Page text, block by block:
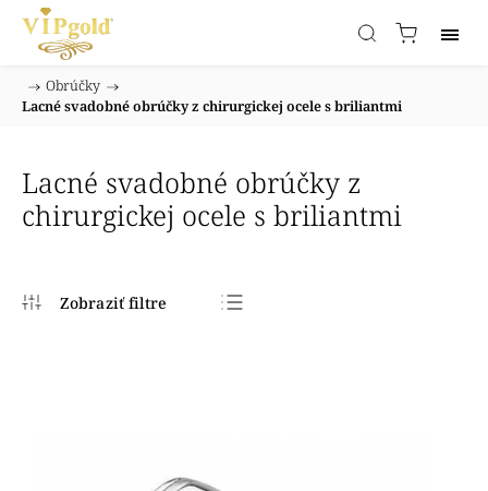
Domov
/ Obrúčky /
Lacné svadobné obrúčky z chirurgickej ocele s briliantmi
Lacné svadobné obrúčky z
chirurgickej ocele s briliantmi